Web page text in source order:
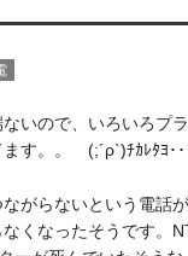
いので、いろいろプ
す。。 (;´ρ`)ﾁｶﾚﾀﾖ･･
がらないという電話
くなったそうです。